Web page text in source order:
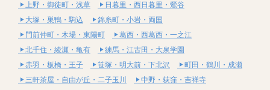
上野・御徒町・浅草
日暮里・西日暮里・鶯谷
大塚・巣鴨・駒込
錦糸町・小岩・両国
門前仲町・木場・東陽町
葛西・西葛西・一之江
北千住・綾瀬・亀有
練馬・江古田・大泉学園
赤羽・板橋・王子
笹塚・明大前・下北沢
町田・鶴川・成瀬
三軒茶屋・自由が丘・二子玉川
中野・荻窪・吉祥寺